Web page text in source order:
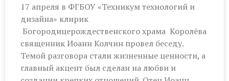
17 апреля в ФГБОУ «Техникум технологий и
дизайна» клирик
Богородицерождественского храма Королёва
священник Иоанн Колчин провел беседу.
Темой разговора стали жизненные ценности, а
главный акцент был сделан на любви и